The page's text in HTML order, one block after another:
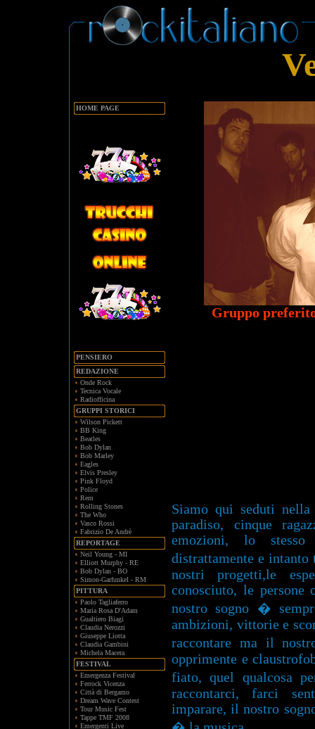
HOME PAGE
PENSIERO
REDAZIONE
Onde Rock
Tecnica Vocale
Radiofficina
GRUPPI STORICI
Wilson Pickett
BB King
Beatles
Bob Dylan
Bob Marley
Eagles
Elvis Presley
Pink Floyd
Police
Rem
Rolling Stones
The Who
Vasco Rossi
Fabrizio De Andrè
REPORTAGE
Neil Young - MI
Elliott Murphy - RE
Bob Dylan - BO
Simon-Garfunkel - RM
PITTURA
Paolo Tagliaferro
Maria Rosa D'Adam
Gualtiero Biagi
Claudia Nerozzi
Giuseppe Liotta
Claudia Gambini
Michela Macera
FESTIVAL
Emergenza Festival
Ferrock Vicenza
Città di Bergamo
Dream Wave Contest
Tour Music Fest
Tappe TMF 2008
Emergenti Live
Gruppo
Siamo qui seduti
paradiso, cinque
emozioni, lo
distrattamente e
nostri progetti,le
conosciuto, le
nostro sogno �
ambizioni, vittorie e
raccontare ma il
opprimente e
fiato, quel qualcosa
raccontarci, farci
imparare, il nostro